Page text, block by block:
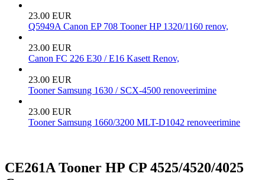
23.00 EUR
Q5949A Canon EP 708 Tooner HP 1320/1160 renov,
23.00 EUR
Canon FC 226 E30 / E16 Kasett Renov,
23.00 EUR
Tooner Samsung 1630 / SCX-4500 renoveerimine
23.00 EUR
Tooner Samsung 1660/3200 MLT-D1042 renoveerimine
CE261A Tooner HP CP 4525/4520/4025